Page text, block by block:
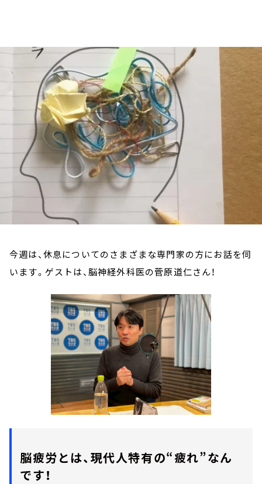
イベント・グッズ
YouTube
会社情報
今週は、休息についてのさまざまな専門家の方にお話を伺
います。ゲストは、脳神経外科医の菅原道仁さん！
脳疲労とは、現代人特有の“疲れ”なん
です！